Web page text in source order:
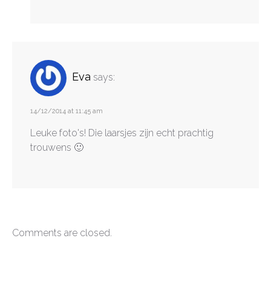
Eva says:
14/12/2014 at 11:45 am
Leuke foto's! Die laarsjes zijn echt prachtig
trouwens 🙂
Comments are closed.